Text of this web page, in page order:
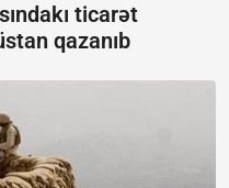
ticarət
qazanıb